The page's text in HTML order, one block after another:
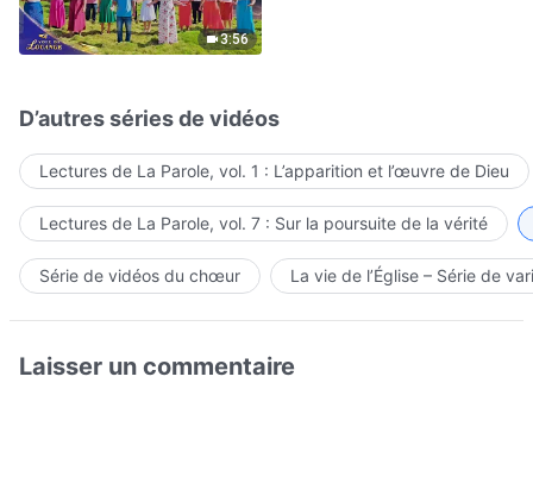
3:56
D’autres séries de vidéos
Lectures de La Parole, vol. 1 : L’apparition et l’œuvre de Dieu
Lectures de La Parole, vol. 7 : Sur la poursuite de la vérité
Série de vidéos du chœur La vie de l’Église – Série de
Laisser un commentaire